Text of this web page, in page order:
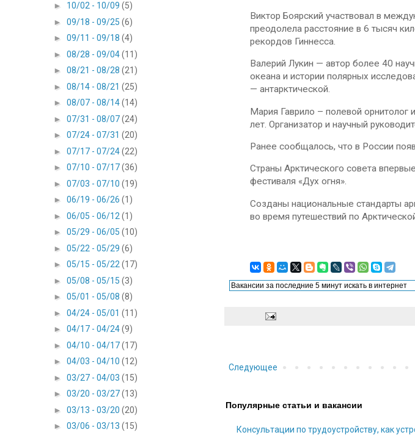
Виктор Боярский участвовал в
преодолела расстояние в 6 тысяч
рекордов Гиннесса.
Валерий Лукин — автор более 40
океана и истории полярных
— антарктической.
Мария Гаврило – полевой орнитолог
лет. Организатор и научный
Ранее сообщалось, что в России
Страны Арктического совета
фестиваля «Дух огня».
Созданы национальные стандарты
во время путешествий по
Следующее
Популярные статьи и вакансии
Консультации по трудоустройству, как
► 10/02 - 10/09 (5)
► 09/18 - 09/25 (6)
► 09/11 - 09/18 (4)
► 08/28 - 09/04(11)
► 08/21 - 08/28 (21)
► 08/14 - 08/21 (25)
► 08/07 - 08/14(14)
► 07/31 - 08/07(24)
► 07/24 - 07/31 (20)
► 07/17 - 07/24(22)
► 07/10 - 07/17(36)
► 07/03 - 07/10 (19)
► 06/19 - 06/26 (1)
► 06/05 - 06/12 (1)
► 05/29 - 06/05 (10)
► 05/22 - 05/29 (6)
► 05/15 - 05/22 (17)
► 05/08 - 05/15 (3)
► 05/01 - 05/08 (8)
► 04/24 - 05/01 (11)
► 04/17 - 04/24(9)
► 04/10 - 04/17(17)
► 04/03 - 04/10 (12)
► 03/27 - 04/03 (15)
► 03/20 - 03/27(13)
► 03/13 - 03/20 (20)
► 03/06 - 03/13 (15)